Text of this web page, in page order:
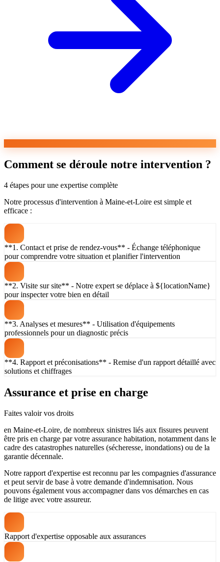
Comment se déroule notre intervention ?
4 étapes pour une expertise complète
Notre processus d'intervention à Maine-et-Loire est simple et
efficace :
**1. Contact et prise de rendez-vous** - Échange téléphonique
pour comprendre votre situation et planifier l'intervention
**2. Visite sur site** - Notre expert se déplace à ${locationName}
pour inspecter votre bien en détail
**3. Analyses et mesures** - Utilisation d'équipements
professionnels pour un diagnostic précis
**4. Rapport et préconisations** - Remise d'un rapport détaillé avec
solutions et chiffrages
Assurance et prise en charge
Faites valoir vos droits
en Maine-et-Loire, de nombreux sinistres liés aux fissures peuvent
être pris en charge par votre assurance habitation, notamment dans le
cadre des catastrophes naturelles (sécheresse, inondations) ou de la
garantie décennale.
Notre rapport d'expertise est reconnu par les compagnies d'assurance
et peut servir de base à votre demande d'indemnisation. Nous
pouvons également vous accompagner dans vos démarches en cas
de litige avec votre assureur.
Rapport d'expertise opposable aux assurances